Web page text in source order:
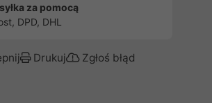
za pomocą
DPD, DHL
Drukuj Zgłoś błąd